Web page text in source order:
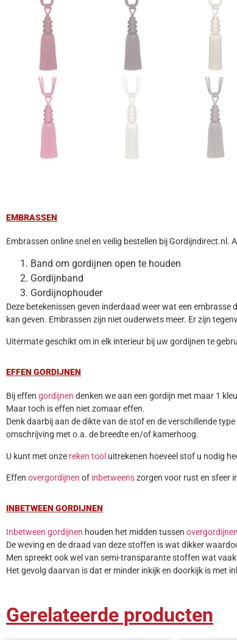
EMBRASSEN
Embrassen online snel en veilig bestellen bij
Band om gordijnen open te houden
Gordijnband
Gordijnophouder
Deze betekenissen geven inderdaad weer wat een
kan geven. Embrassen zijn niet ouderwets meer. Er zijn
Uitermate geschikt om in elk interieur bij uw gordijnen te
EFFEN GORDIJNEN
Bij effen gordijnen denken we aan een gordijn met maar 1
Maar toch is effen niet zomaar effen.
Denk daarbij aan de dikte van de stof en de verschillende
omschrijving met o.a. de breedte en/of kamerhoog.
U kunt met onze reken tool uitrekenen hoeveel stof u nodig
Effen overgordijnen of inbetweenszorgen voor rust en sfeer
INBETWEEN GORDIJNEN
Inbetween gordijnen houden het midden tussen overgordijnen
De weving en de draad van deze stoffen is wat dikker
Men spreekt ook wel van semi-transparante stoffen wat
Het gevolg daarvan is dat er minder inkijk en doorkijk is met
Gerelateerde producten